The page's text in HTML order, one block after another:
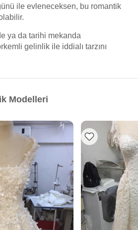
ile evleneceksen, bu romantik
ya da tarihi mekanda
gelinlik ile iddialı tarzını
Modelleri